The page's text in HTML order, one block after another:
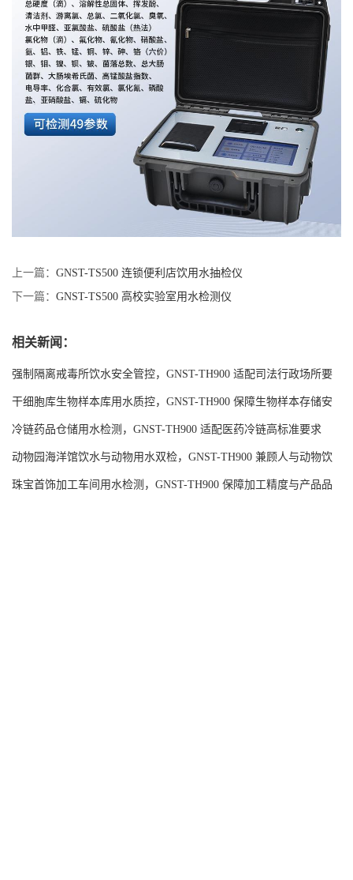
上一篇： GNST-TS500 连锁便利店饮用水抽检仪
下一篇： GNST-TS500 高校实验室用水检测仪
相关新闻：
强制隔离戒毒所饮水安全管控，GNST-TH900 适配司法行政场所要
求
干细胞库生物样本库用水质控，GNST-TH900 保障生物样本存储安
全
冷链药品仓储用水检测，GNST-TH900 适配医药冷链高标准要求
动物园海洋馆饮水与动物用水双检，GNST-TH900 兼顾人与动物饮
水安全
珠宝首饰加工车间用水检测，GNST-TH900 保障加工精度与产品品